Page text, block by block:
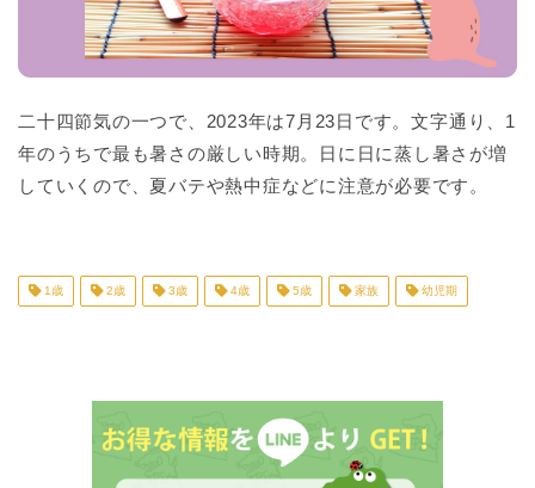
二十四節気の一つで、2023年は7月23日です。文字通り、1
年のうちで最も暑さの厳しい時期。日に日に蒸し暑さが増
していくので、夏バテや熱中症などに注意が必要です。
1歳 2歳 3歳 4歳 5歳 家族 幼児期